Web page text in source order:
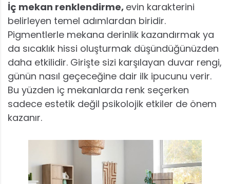
İç mekan renklendirme, evin karakterini
belirleyen temel adımlardan biridir.
Pigmentlerle mekana derinlik kazandırmak ya
da sıcaklık hissi oluşturmak düşündüğünüzden
daha etkilidir. Girişte sizi karşılayan duvar rengi,
günün nasıl geçeceğine dair ilk ipucunu verir.
Bu yüzden iç mekanlarda renk seçerken
sadece estetik değil psikolojik etkiler de önem
kazanır.